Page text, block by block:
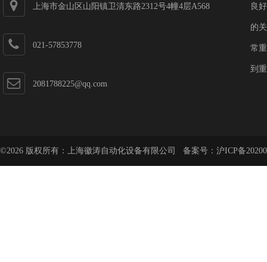
上海市金山区山阳镇卫清东路2312号4幢4层A568
021-57853778
2081788225@qq.com
良
的
常
到
©2026 版权所有：上海徽涛自动化设备有限公司 备案号： 沪ICP备